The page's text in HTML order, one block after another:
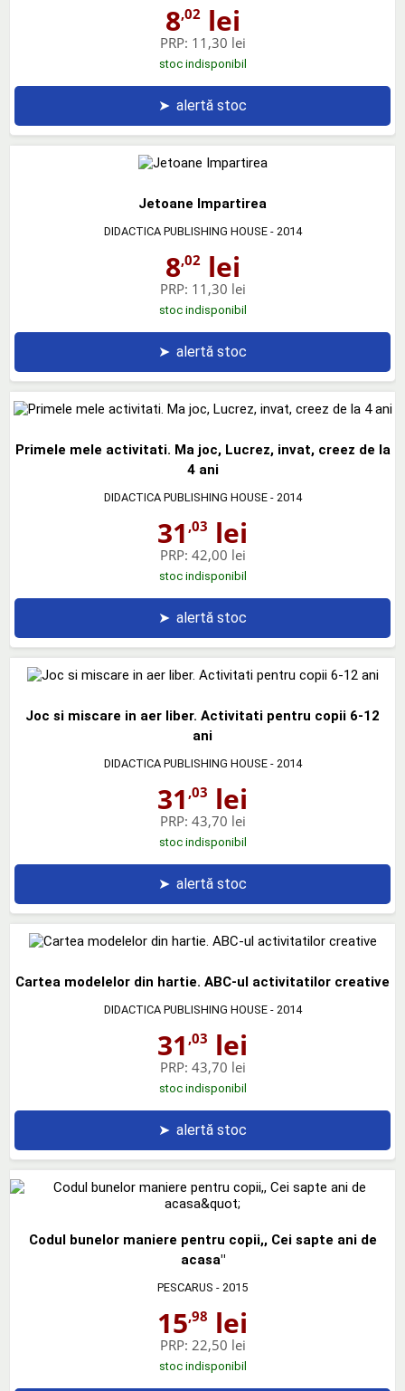
8,02lei
PRP: 11,30 lei
stoc indisponibil
➤ alertă stoc
Jetoane Impartirea
DIDACTICA PUBLISHING HOUSE- 2014
8,02lei
PRP: 11,30 lei
stoc indisponibil
➤ alertă stoc
Primele mele activitati. Ma joc, Lucrez, invat, creez de la
4 ani
DIDACTICA PUBLISHING HOUSE- 2014
31 ,03 lei
PRP: 42,00 lei
stoc indisponibil
➤ alertă stoc
Joc si miscare in aer liber. Activitati pentru copii 6-12
ani
DIDACTICA PUBLISHING HOUSE- 2014
31 ,03 lei
PRP: 43,70 lei
stoc indisponibil
➤ alertă stoc
Cartea modelelor din hartie. ABC-ul activitatilor creative
DIDACTICA PUBLISHING HOUSE- 2014
31 ,03 lei
PRP: 43,70 lei
stoc indisponibil
➤ alertă stoc
Codul bunelor maniere pentru copii,, Cei sapte ani de
acasa"
PESCARUS - 2015
15,98 lei
PRP: 22,50 lei
stoc indisponibil